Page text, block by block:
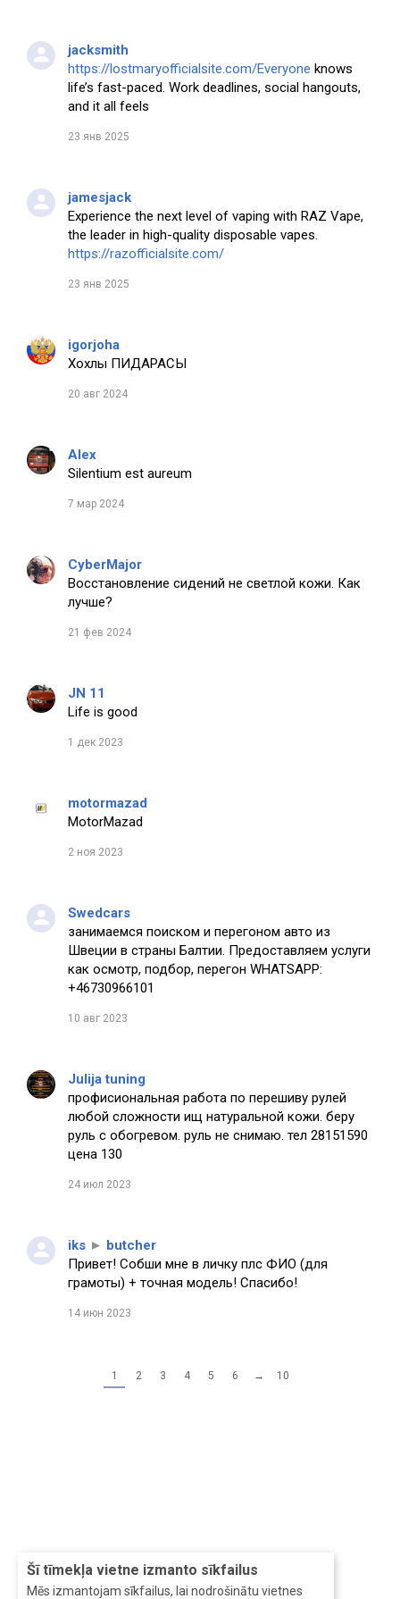
Šī tīmekļa vietne izmanto sīkfailus
Mēs izmantojam sīkfailus, lai nodrošinātu vietnes
jacksmith
https://lostmaryofficialsite.com/Everyone knows
life’s fast-paced. Work deadlines, social hangouts,
and it all feels
23 янв 2025
jamesjack
Experience the next level of vaping with RAZ Vape,
the leader in high-quality disposable vapes.
https://razofficialsite.com/
23 янв 2025
igorjoha
Хохлы ПИДАРАСЫ
20 авг 2024
Alex
Silentium est aureum
7 мар 2024
CyberMajor
Восстановление сидений не светлой кожи. Как
лучше?
21 фев 2024
JN 11
Life is good
1 дек 2023
motormazad
MotorMazad
2 ноя 2023
Swedcars
занимаемся поиском и перегоном авто из
Швеции в страны Балтии. Предоставляем услуги
как осмотр, подбор, перегон WHATSAPP:
+46730966101
10 авг 2023
Julija tuning
профисиональная работа по перешиву рулей
любой сложности ищ натуральной кожи. беру
руль с обогревом. руль не снимаю. тел 28151590
цена 130
24 июл 2023
iks ► butcher
Привет! Собши мне в личку плс ФИО (для
грамоты) + точная модель! Спасибо!
14 июн 2023
1 2 3 4 5 6 → 10